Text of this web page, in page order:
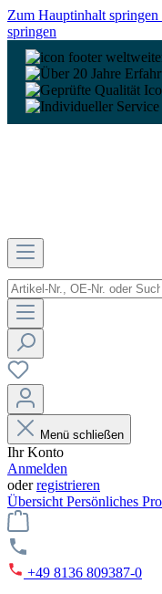
Zum Hauptinhalt springen
springen
Menü schließen
Ihr Konto
Anmelden
oderregistrieren
Übersicht Persönliches
+49 8136 809387-0